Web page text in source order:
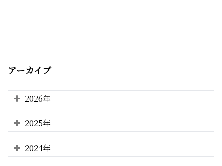
アーカイブ
2026年
2025年
2024年